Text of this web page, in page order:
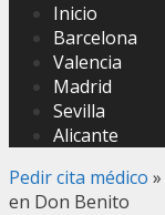
Inicio
Barcelona
Valencia
Madrid
Sevilla
Alicante
Pedir cita médico »
en Don Benito